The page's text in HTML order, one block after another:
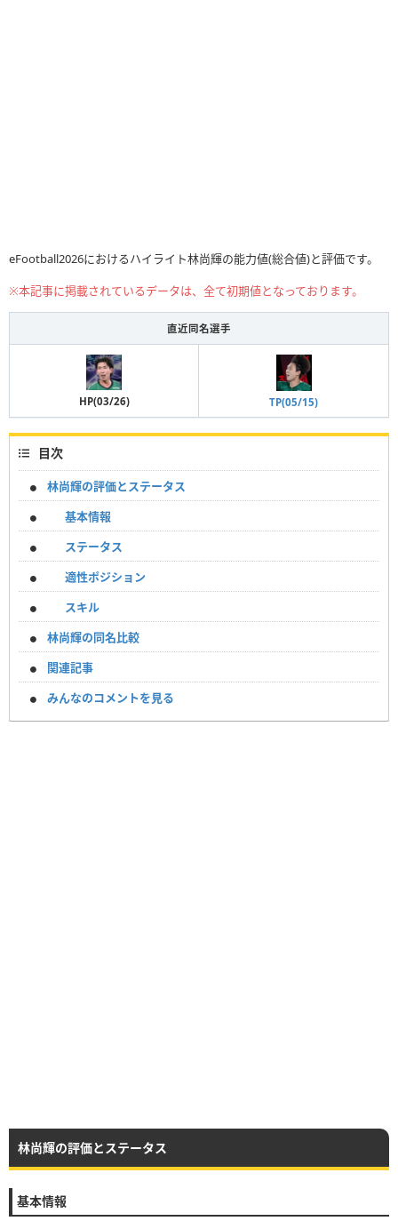
eFootball2026におけるハイライト林尚輝の能力値(総合値)と評価です。
※本記事に掲載されているデータは、全て初期値となっております。
直近同名選手
HP(03/26) TP(05/15)
目次
林尚輝の評価とステータス
基本情報
ステータス
適性ポジション
スキル
林尚輝の同名比較
関連記事
みんなのコメントを見る
林尚輝の評価とステータス
基本情報